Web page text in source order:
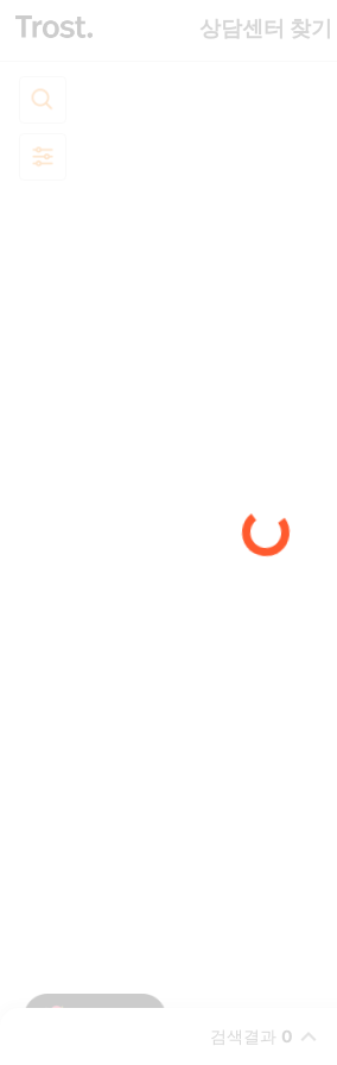
상담센터 찾기
검색결과 0